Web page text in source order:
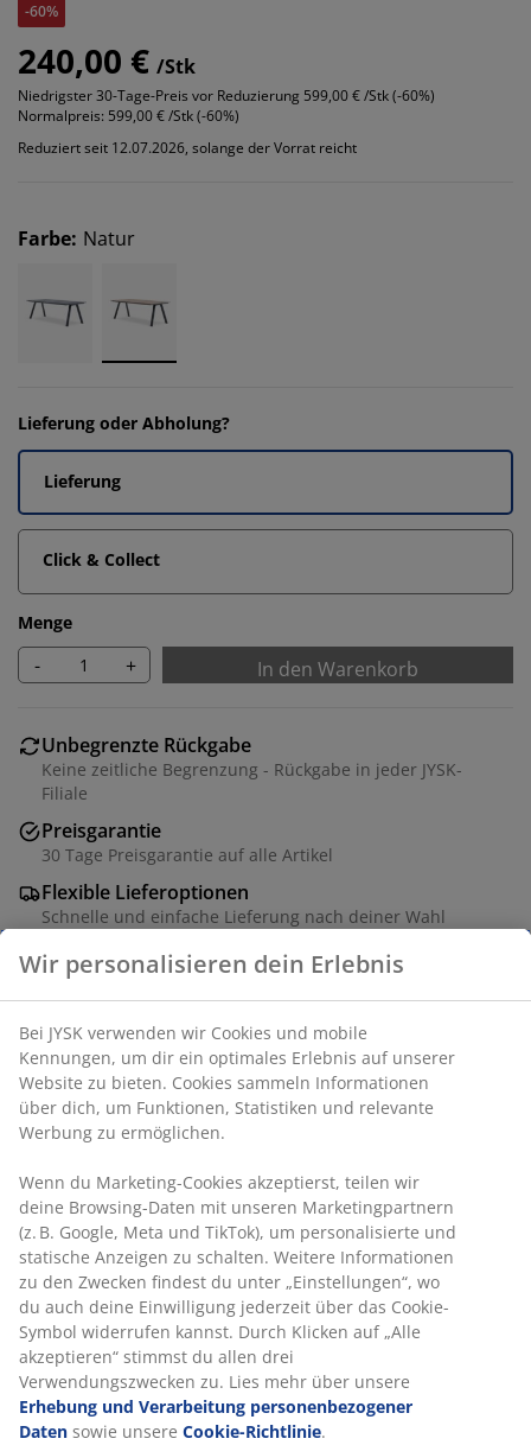
-60%
240,00 € /Stk
Niedrigster 30-Tage-Preis vor Reduzierung 599,00 € /Stk (-60%)
Normalpreis: 599,00 € /Stk (-60%)
Reduziert seit 12.07.2026, solange der Vorrat reicht
Farbe: Natur
Lieferung oder Abholung?
Lieferung
Click & Collect
Menge
- + In den Warenkorb
Unbegrenzte Rückgabe
Keine zeitliche Begrenzung - Rückgabe in jeder JYSK-
Filiale
Preisgarantie
30 Tage Preisgarantie auf alle Artikel
Flexible Lieferoptionen
Schnelle und einfache Lieferung nach deiner Wahl
Rahmen und Beine aus pulverbeschichtetem
Aluminium. Künstliches Holz hat das Aussehen und die
Textur von Naturholz, ohne dass eine besondere
Pflege erforderlich ist. Aluminium ist ein leichtes und
robustes Material, das nicht rostet. B100 x L220 x H74
cm
Artikelnummer: 3725002
Aufbauanleitung
Produkteigenschaften
Wir personalisieren dein Erlebnis
Bei JYSK verwenden wir Cookies und mobile
Kennungen, um dir ein optimales Erlebnis auf unserer
Website zu bieten. Cookies sammeln Informationen
über dich, um Funktionen, Statistiken und relevante
Werbung zu ermöglichen.
Wenn du Marketing-Cookies akzeptierst, teilen wir
deine Browsing-Daten mit unseren Marketingpartnern
(z. B. Google, Meta und TikTok), um personalisierte und
statische Anzeigen zu schalten. Weitere Informationen
zu den Zwecken findest du unter „Einstellungen“, wo
du auch deine Einwilligung jederzeit über das Cookie-
Symbol widerrufen kannst. Durch Klicken auf „Alle
akzeptieren“ stimmst du allen drei
Verwendungszwecken zu. Lies mehr über unsere
Erhebung und Verarbeitung personenbezogener
Daten sowie unsere Cookie-Richtlinie.